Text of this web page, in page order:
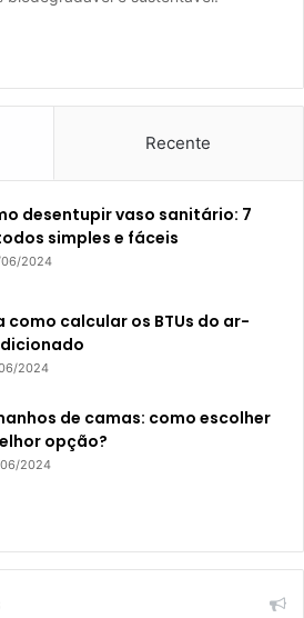
Recente
desentupir vaso sanitário: 7
simples e fáceis
2024
como calcular os BTUs do ar-
2024
de camas: como escolher
opção?
2024